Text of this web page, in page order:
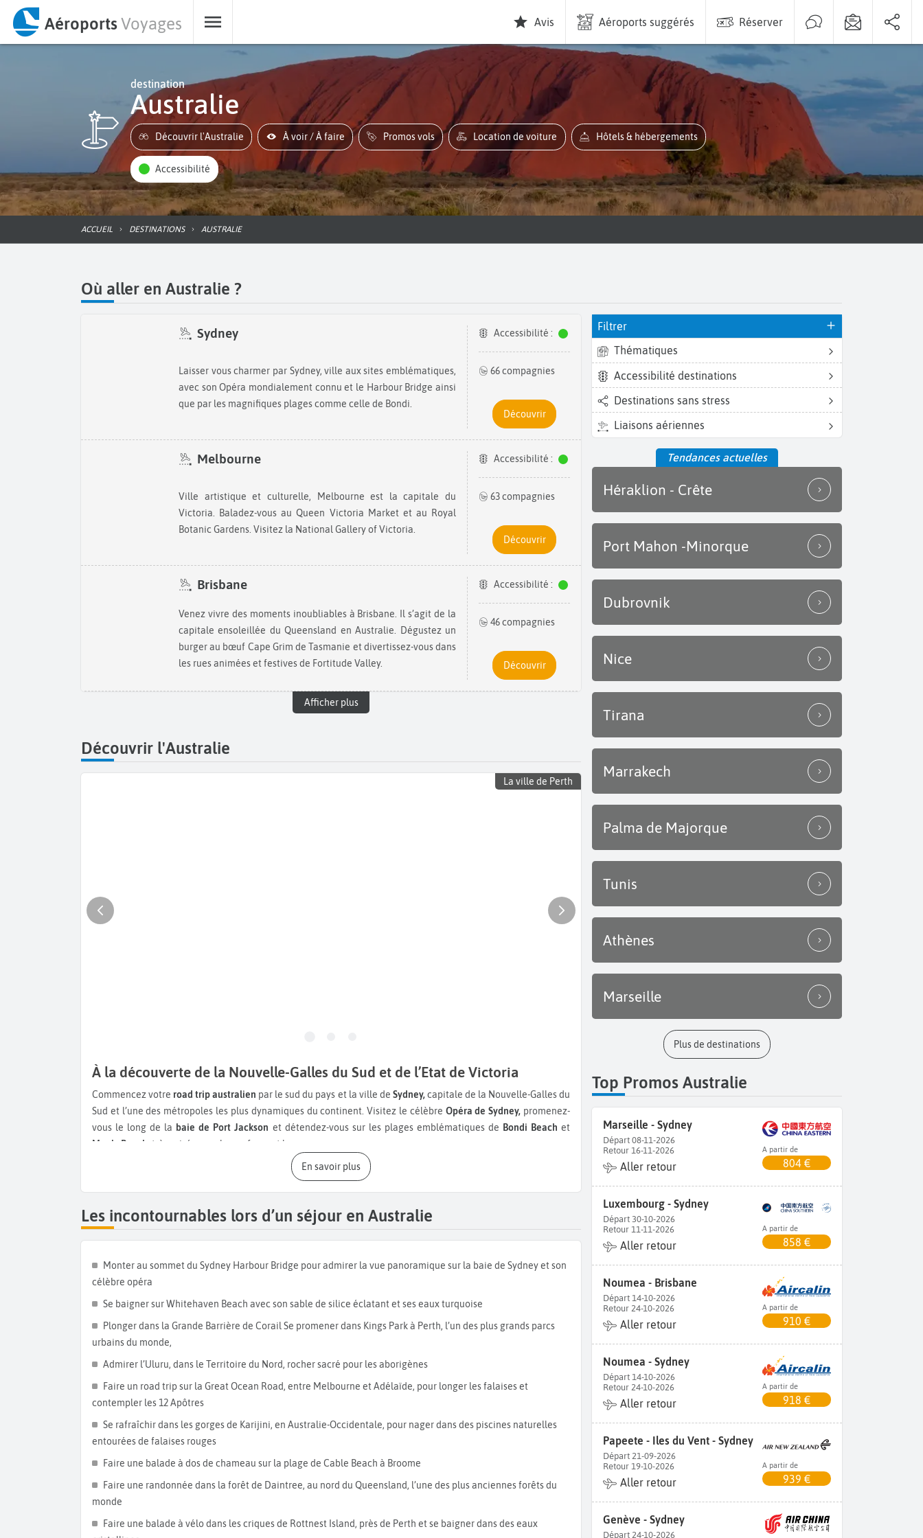
AéroportsVoyages Avis Aéroports suggérés Réserver
destination
Australie
Découvrir l'Australie À voir / À faire Promos vols Location de voiture Hôtels & hébergements
Accessibilité
ACCUEIL DESTINATIONS AUSTRALIE
Où aller en Australie ?
Sydney
Laisser vous charmer par Sydney, ville aux sites emblématiques,
avec son Opéra mondialement connu et le Harbour Bridge ainsi
que par les magnifiques plages comme celle de Bondi.
Accessibilité :
66 compagnies
Découvrir
Melbourne
Ville artistique et culturelle, Melbourne est la capitale du
Victoria. Baladez-vous au Queen Victoria Market et au Royal
Botanic Gardens. Visitez la National Gallery of Victoria.
Accessibilité :
63 compagnies
Découvrir
Brisbane
Venez vivre des moments inoubliables à Brisbane. Il s’agit de la
capitale ensoleillée du Queensland en Australie. Dégustez un
burger au bœuf Cape Grim de Tasmanie et divertissez-vous dans
les rues animées et festives de Fortitude Valley.
Accessibilité :
46 compagnies
Découvrir
Afficher plus
Découvrir l'Australie
La ville de Perth
À la découverte de la Nouvelle-Galles du Sud et de l’Etat de Victoria
Commencez votre road trip australien par le sud du pays et la ville de Sydney,capitale de la Nouvelle-Galles du
Sud et l’une des métropoles les plus dynamiques du continent. Visitez le célèbre Opéra de Sydney, promenez-
vous le long de la baie de Port Jackson et détendez-vous sur les plages emblématiques de Bondi Beachet
Manly Beach
, très prisées par les surfeurs et les voyageurs.
séduit par ses musées nationaux comme la
spectaculaires comme lePort Campbell National Park et les célèbres12 Apôtres
Découvrez ensuite une autre facette de la culture australienne avec la ville de
biodiversité marine d’Océanie, et flânez le long de la
Federation Square
de Southbank. Terminez votreitinéraire en Australiepar laTasmanie, le plus petit État australien, classé
réserve naturelle sauvage par
et tentez d’apercevoir lediable de Tasmanie, espèce emblématique de l’île.
Cap sur l’Australie méridionale
Poursuivez votreséjour en Australie
Terrace, connu pour ses musées et galeries d’art. Découvrez la flore colorée de cette région dans les différents
jardins thématiques duBotanic garden d’Adelaïde
Valley, à moins d’une heure de route de la ville. Partez ensuite à la rencontre de la faune australienne sur
sanctuaire naturel où vous pourrez observer des kangourous, koalas, échidnés et phoques dans leur habitat
naturel. Terminez votre
proximité desFlinders Rangeset de laPéninsule d’Eyre. En empruntant l’Explorer’s Waydepuis Adélaïde, vous
En savoir plus
Les incontournables lors d’un séjour en Australie
Monter au sommet du Sydney Harbour Bridge pour admirer la vue panoramique sur la baie de Sydney et son
célèbre opéra
Se baigner sur Whitehaven Beach avec son sable de silice éclatant et ses eaux turquoise
Plonger dans la Grande Barrière de Corail Se promener dans Kings Park à Perth, l’un des plus grands parcs
urbains du monde,
Admirer l’Uluru, dans le Territoire du Nord, rocher sacré pour les aborigènes
Faire un road trip sur la Great Ocean Road, entre Melbourne et Adélaïde, pour longer les falaises et
contempler les 12 Apôtres
Se rafraîchir dans les gorges de Karijini, en Australie-Occidentale, pour nager dans des piscines naturelles
entourées de falaises rouges
Faire une balade à dos de chameau sur la plage de Cable Beach à Broome
Faire une randonnée dans la forêt de Daintree, au nord du Queensland, l’une des plus anciennes forêts du
monde
Faire une balade à vélo dans les criques de Rottnest Island, près de Perth et se baigner dans des eaux
Filtrer
Thématiques
Accessibilité destinations
Destinations sans stress
Liaisons aériennes
Tendances actuelles
Héraklion - Crête
Port Mahon -Minorque
Dubrovnik
Nice
Tirana
Marrakech
Palma de Majorque
Tunis
Athènes
Marseille
Plus de destinations
Top Promos Australie
Marseille - Sydney
Départ 08-11-2026
Retour 16-11-2026
Aller retour
A partir de
804 €
Luxembourg - Sydney
Départ 30-10-2026
Retour 11-11-2026
Aller retour
A partir de
858 €
Noumea - Brisbane
Départ 14-10-2026
Retour 24-10-2026
Aller retour
A partir de
910 €
Noumea - Sydney
Départ 14-10-2026
Retour 24-10-2026
Aller retour
A partir de
918 €
Papeete - Iles du Vent - Sydney
Départ 21-09-2026
Retour 19-10-2026
Aller retour
A partir de
939 €
Genève - Sydney
Départ 24-10-2026